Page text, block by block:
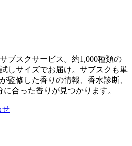
ブスクサービス。約1,000種類の
しサイズでお届け。サブスクも単
監修した香りの情報、香水診断、
合った香りが見つかります。
せ